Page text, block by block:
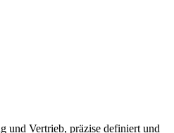
und Vertrieb, präzise definiert und